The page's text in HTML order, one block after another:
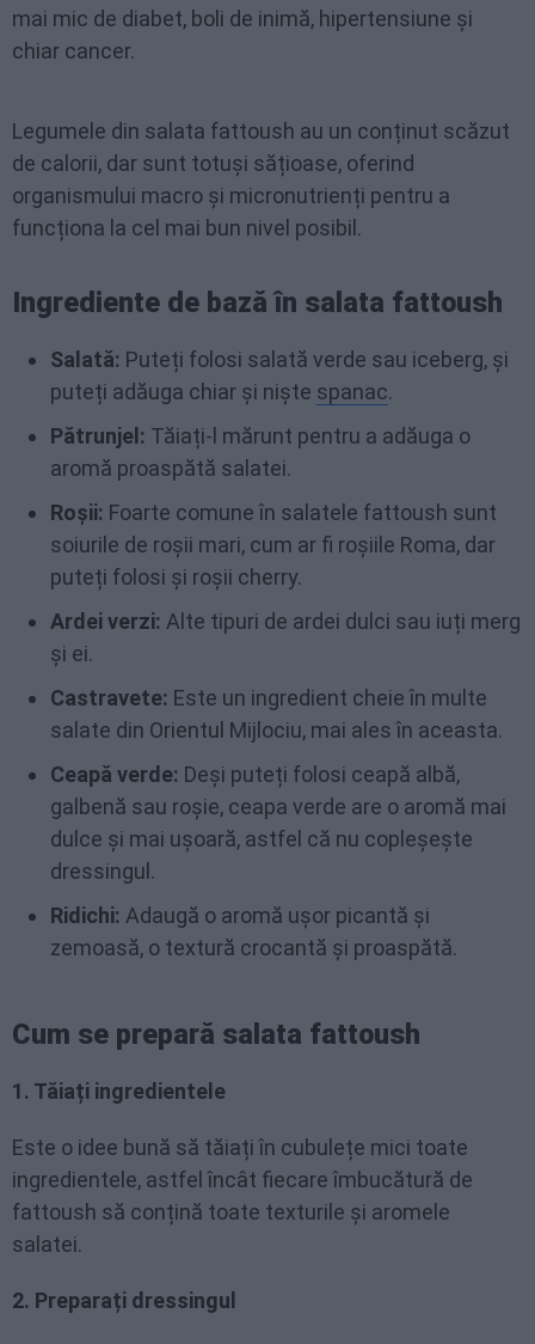
mai mic de diabet, boli de inimă, hipertensiune și
chiar cancer.
Legumele din salata fattoush au un conținut scăzut
de calorii, dar sunt totuși sățioase, oferind
organismului macro și micronutrienți pentru a
funcționa la cel mai bun nivel posibil.
Ingrediente de bază în salata fattoush
Salată: Puteți folosi salată verde sau iceberg, și
puteți adăuga chiar și niște spanac.
Pătrunjel: Tăiați-l mărunt pentru a adăuga o
aromă proaspătă salatei.
Roșii: Foarte comune în salatele fattoush sunt
soiurile de roșii mari, cum ar fi roșiile Roma, dar
puteți folosi și roșii cherry.
Ardei verzi: Alte tipuri de ardei dulci sau iuți merg
și ei.
Castravete: Este un ingredient cheie în multe
salate din Orientul Mijlociu, mai ales în aceasta.
Ceapă verde: Deși puteți folosi ceapă albă,
galbenă sau roșie, ceapa verde are o aromă mai
dulce și mai ușoară, astfel că nu copleșește
dressingul.
Ridichi: Adaugă o aromă ușor picantă și
zemoasă, o textură crocantă și proaspătă.
Cum se prepară salata fattoush
1. Tăiați ingredientele
Este o idee bună să tăiați în cubulețe mici toate
ingredientele, astfel încât fiecare îmbucătură de
fattoush să conțină toate texturile și aromele
salatei.
2. Preparați dressingul